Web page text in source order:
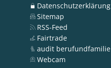
Datenschutzerklärung
Sitemap
RSS-Feed
Fairtrade
audit berufundfamilie
Webcam